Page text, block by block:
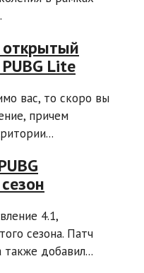
Lite
вас, то скоро вы
причем
4.1,
сезона. Патч
также добавил...